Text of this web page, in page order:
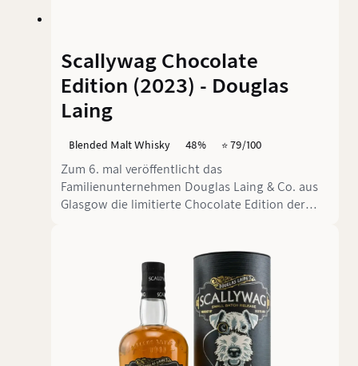
Scallywag Chocolate
Edition (2023) - Douglas
Laing
Blended Malt Whisky 48% ⭐️ 79/100
Zum 6. mal veröffentlicht das
Familienunternehmen Douglas Laing & Co. aus
Glasgow die limitierte Chocolate Edition der
Malts wurden verheiratet um einen möglichst
schokoladigen Whisky zu kreieren